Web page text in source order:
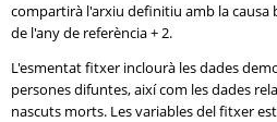
compartirà l'arxiu definitiu amb la causa
de l'any de referència + 2.
L'esmentat fitxer inclourà les dades
persones difuntes, així com les dades
nascuts morts. Les variables del fitxer